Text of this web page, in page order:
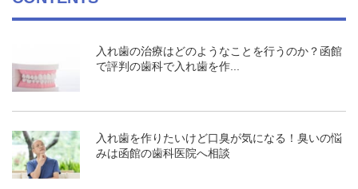
入れ歯の治療はどのようなことを行うのか？函館
で評判の歯科で入れ歯を作...
入れ歯を作りたいけど口臭が気になる！臭いの悩
みは函館の歯科医院へ相談